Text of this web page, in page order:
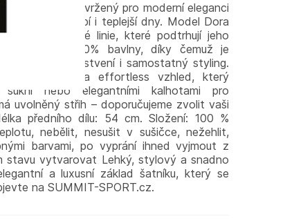
originálem, navržený pro moderní eleganci
období i teplejší dny. Model Dora
minimalistické linie, které podtrhují jeho
z lehké 100% bavlny, díky čemuž je
perfektní pro vrstvení i samostatný styling.
komfort a effortless vzhled, který
nebo elegantními kalhotami pro
uvolněný střih – doporučujeme zvolit vaši
předního dílu: 54 cm. Složení: 100 %
nebělit, nesušit v sušičce, nežehlit,
barvami, po vyprání ihned vyjmout z
stavu vytvarovat Lehký, stylový a snadno
a luxusní základ šatníku, který se
na SUMMIT-SPORT.cz.